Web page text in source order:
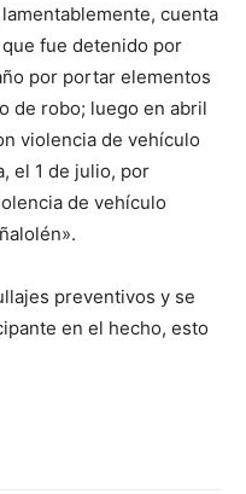
cuenta
fue detenido por
por portar elementos
de robo; luego en abril
violencia de vehículo
el 1 de julio, por
de vehículo
preventivos y se
en el hecho, esto